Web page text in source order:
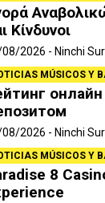
Κίνδυνοι
2026 Ninchi
MÚSICOS Y
2026 Ninchi
MÚSICOS Y
8